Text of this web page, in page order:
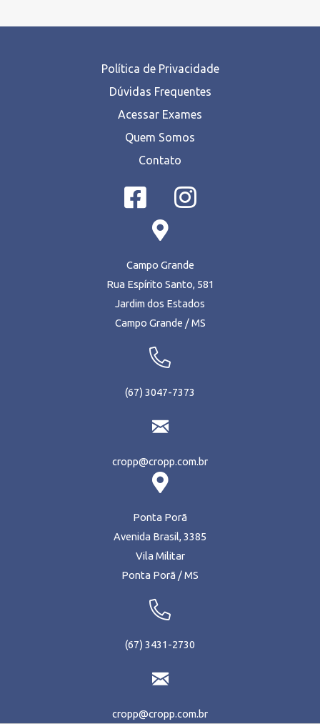
Política de Privacidade
Dúvidas Frequentes
Acessar Exames
Quem Somos
Contato
Campo Grande
Rua Espírito Santo, 581
Jardim dos Estados
Campo Grande / MS
(67) 3047-7373
cropp@cropp.com.br
Ponta Porã
Avenida Brasil, 3385
Vila Militar
Ponta Porã / MS
(67) 3431-2730
cropp@cropp.com.br